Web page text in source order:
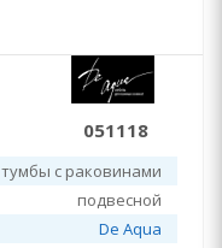
051118
тумбы с раковинами
подвесной
De Aqua